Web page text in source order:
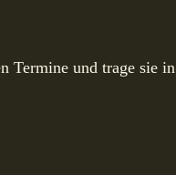
Termine und trage sie in